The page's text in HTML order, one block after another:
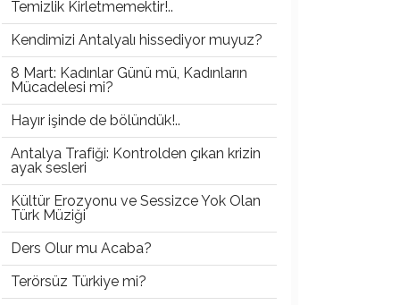
Temizlik Kirletmemektir!..
Kendimizi Antalyalı hissediyor muyuz?
8 Mart: Kadınlar Günü mü, Kadınların
Mücadelesi mi?
Hayır işinde de bölündük!..
Antalya Trafiği: Kontrolden çıkan krizin
ayak sesleri
Kültür Erozyonu ve Sessizce Yok Olan
Türk Müziği
Ders Olur mu Acaba?
Terörsüz Türkiye mi?